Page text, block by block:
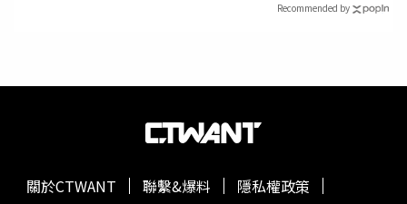
Recommended by
關於CTWANT 聯繫&爆料 隱私權政策